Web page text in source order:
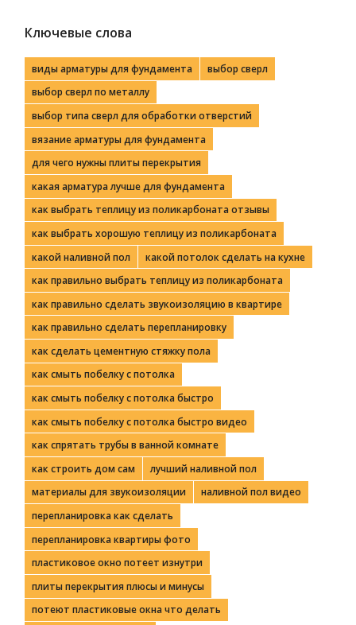
Ключевые слова
виды арматуры для фундамента
выбор сверл
выбор сверл по металлу
выбор типа сверл для обработки отверстий
вязание арматуры для фундамента
для чего нужны плиты перекрытия
какая арматура лучше для фундамента
как выбрать теплицу из поликарбоната отзывы
как выбрать хорошую теплицу из поликарбоната
какой наливной пол
какой потолок сделать на кухне
как правильно выбрать теплицу из поликарбоната
как правильно сделать звукоизоляцию в квартире
как правильно сделать перепланировку
как сделать цементную стяжку пола
как смыть побелку с потолка
как смыть побелку с потолка быстро
как смыть побелку с потолка быстро видео
как спрятать трубы в ванной комнате
как строить дом сам
лучший наливной пол
материалы для звукоизоляции
наливной пол видео
перепланировка как сделать
перепланировка квартиры фото
пластиковое окно потеет изнутри
плиты перекрытия плюсы и минусы
потеют пластиковые окна что делать